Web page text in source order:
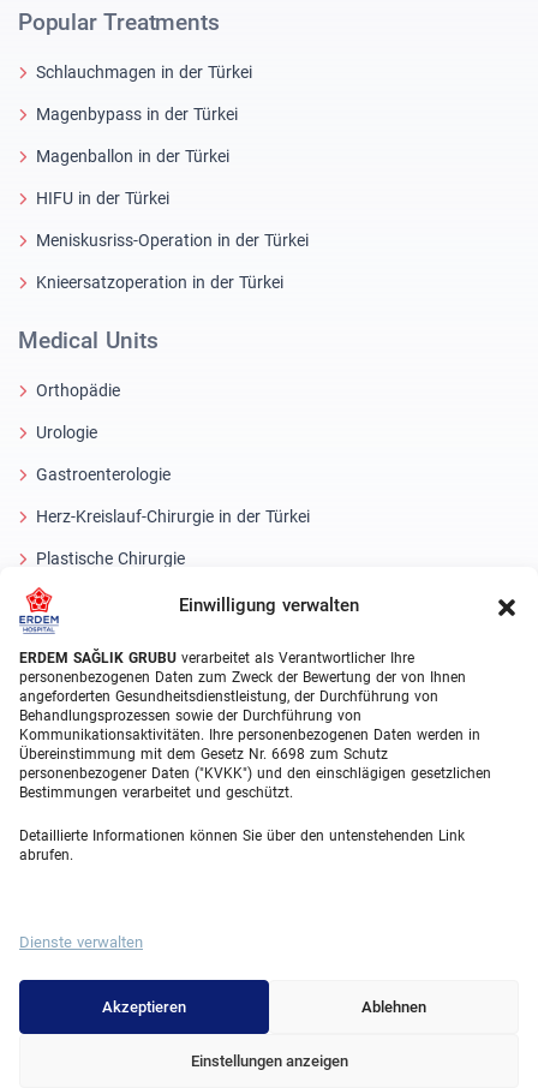
Einwilligung verwalten
ERDEM SAĞLIK GRUBU verarbeitet als Verantwortlicher Ihre
personenbezogenen Daten zum Zweck der Bewertung der von Ihnen
angeforderten Gesundheitsdienstleistung, der Durchführung von
Behandlungsprozessen sowie der Durchführung von
Kommunikationsaktivitäten. Ihre personenbezogenen Daten werden in
Übereinstimmung mit dem Gesetz Nr. 6698 zum Schutz
personenbezogener Daten ("KVKK") und den einschlägigen gesetzlichen
Bestimmungen verarbeitet und geschützt.
Detaillierte Informationen können Sie über den untenstehenden Link
abrufen.
Dienste verwalten
Akzeptieren Ablehnen
Einstellungen anzeigen
Popular Treatments
Schlauchmagen in der Türkei
Magenbypass in der Türkei
Magenballon in der Türkei
HIFU in der Türkei
Meniskusriss-Operation in der Türkei
Knieersatzoperation in der Türkei
Medical Units
Orthopädie
Urologie
Gastroenterologie
Herz-Kreislauf-Chirurgie in der Türkei
Plastische Chirurgie
Haartransplantationsbehandlungen
Laser Eye
About Erdem
Über uns
Medizinische Einheiten